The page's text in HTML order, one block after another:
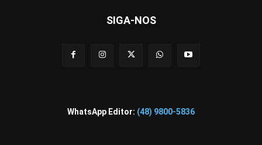
SIGA-NOS
WhatsApp Editor: (48) 9800-5836